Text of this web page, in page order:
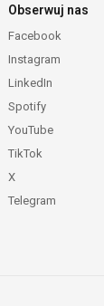
Obserwuj nas
Facebook
Instagram
LinkedIn
Spotify
YouTube
TikTok
X
Telegram